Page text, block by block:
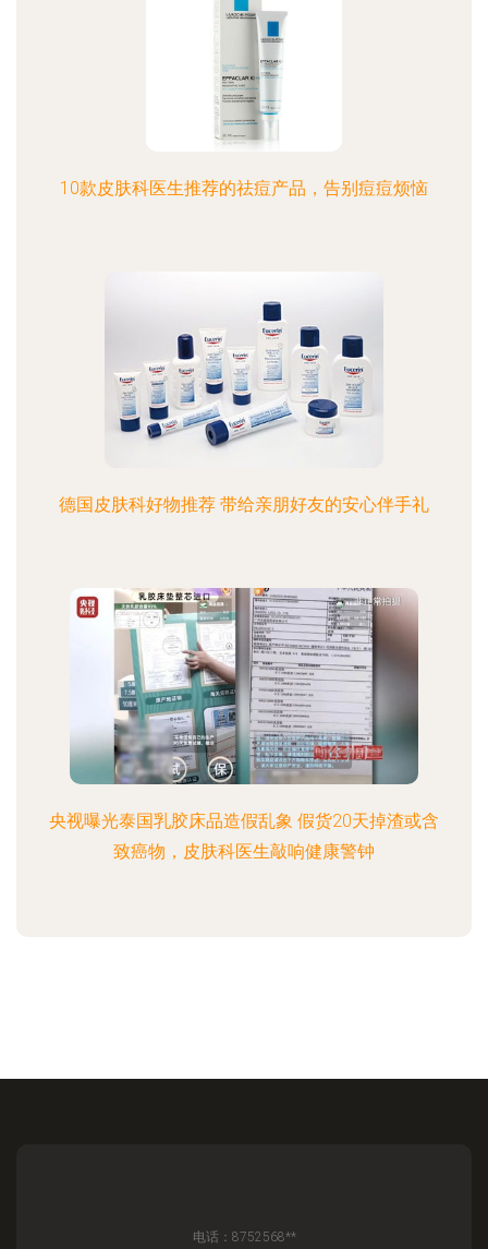
10款皮肤科医生推荐的祛痘产品，告别痘痘烦恼
德国皮肤科好物推荐 带给亲朋好友的安心伴手礼
央视曝光泰国乳胶床品造假乱象 假货20天掉渣或含
致癌物，皮肤科医生敲响健康警钟
电话：8752568**